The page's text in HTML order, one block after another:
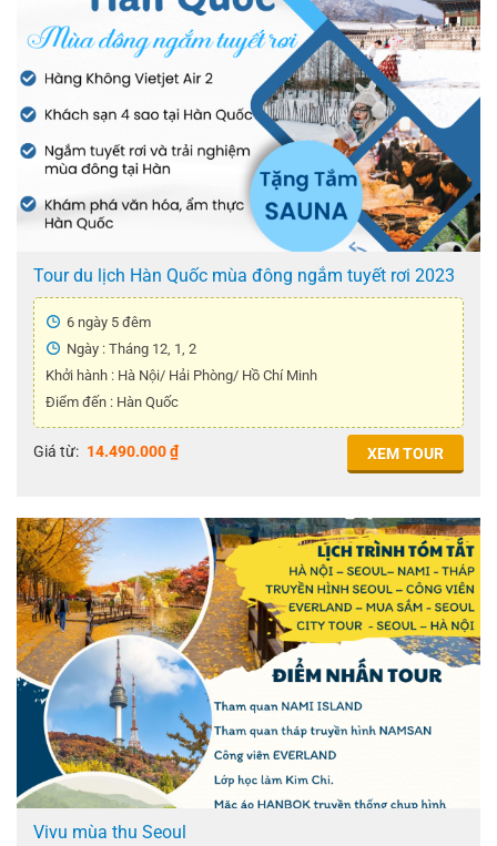
Tour du lịch Hàn Quốc mùa đông ngắm tuyết rơi 2023
6 ngày 5 đêm
Ngày : Tháng 12, 1, 2
Khởi hành : Hà Nội/ Hải Phòng/ Hồ Chí Minh
Điểm đến : Hàn Quốc
Giá từ: 14.490.000₫ XEM TOUR
Vivu mùa thu Seoul